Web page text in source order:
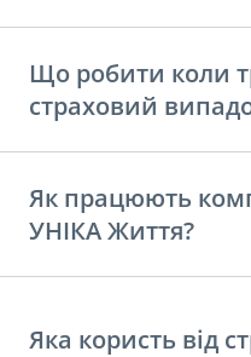
Що робити коли
страховий
Як працюють
УНІКА Життя?
Яка користь від